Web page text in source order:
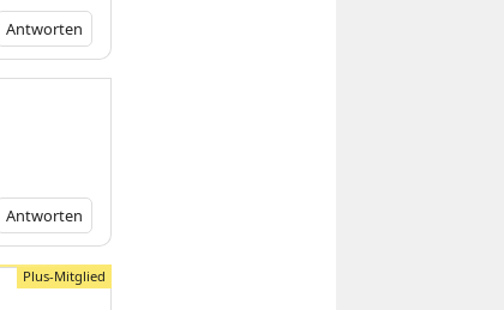
Antworten
Antworten